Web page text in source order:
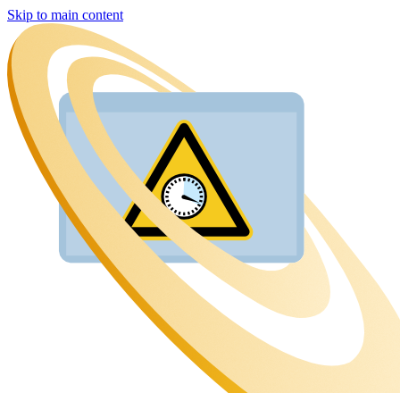
Skip to main content